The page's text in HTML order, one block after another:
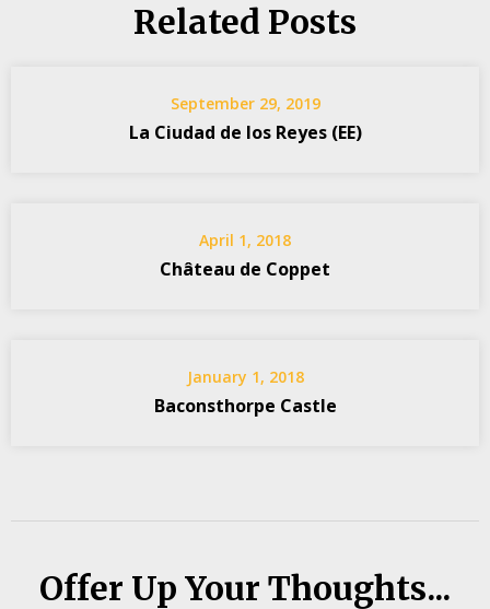
Related Posts
September 29, 2019
La Ciudad de los Reyes (EE)
April 1, 2018
Château de Coppet
January 1, 2018
Baconsthorpe Castle
Offer Up Your Thoughts...